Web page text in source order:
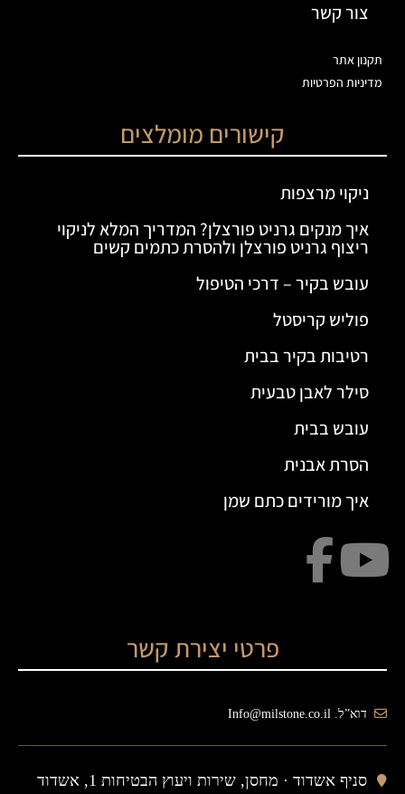
צור קשר
תקנון אתר
מדיניות הפרטיות
קישורים מומלצים
ניקוי מרצפות
איך מנקים גרניט פורצלן? המדריך המלא לניקוי
ריצוף גרניט פורצלן ולהסרת כתמים קשים
עובש בקיר – דרכי הטיפול
פוליש קריסטל
רטיבות בקיר בבית
סילר לאבן טבעית
עובש בבית
הסרת אבנית
איך מורידים כתם שמן
פרטי יצירת קשר
דוא”ל. Info@milstone.co.il
סניף אשדוד · מחסן, שירות ויעוץ הבטיחות 1, אשדוד